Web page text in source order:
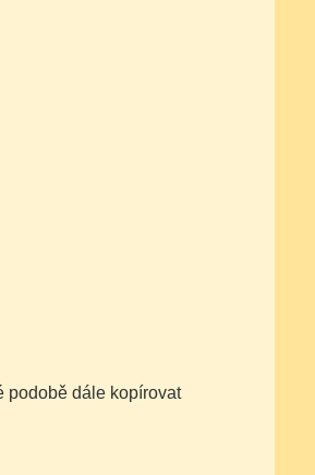
podobě dále kopírovat